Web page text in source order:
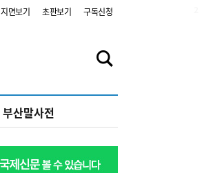
지면보기 초판보기 구독신청
부산말사전